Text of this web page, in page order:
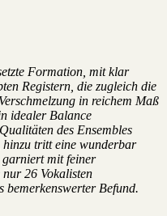
Formation, mit klar
Registern, die zugleich die
in reichem Maß
idealer Balance
des Ensembles
hinzu tritt eine wunderbar
mit feiner
nur 26 Vokalisten
bemerkenswerter Befund.